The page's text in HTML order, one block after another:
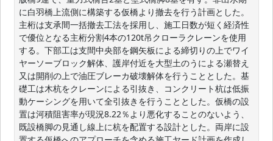
に白羽橋上流側に構築する仮橋より撤去を行う計画とした。
主桁は支承間一括撤去工法を採用し、施工日数が短く経済性
で優位となる主桁分割4本の120t吊クローラクレーンを使用
する。下部工は支間中央部を鋼矢板による締切りの上でワイ
ヤーソーブロック解体、護岸付近を大型土のうによる瀬替え
又は開削の上で油圧ブレーカ破壊解体を行うこととした。基
礎工は木杭をクレーンによる引抜き、コンクリート杭は低振
動ケーシングを用いて全引抜きを行うこととした。仮橋の設
置は河積阻害率が現況8.22％より悪化することのないよう、
既設橋脚の見通し線上に杭を配置する設計とした。両岸に設